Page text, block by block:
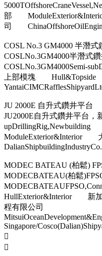
部
司
COSL No.3 GM4000 半潛式
COSLNo.3GM4000半潛式鑽
COSLNo.3GM4000Semi-
上部模塊
JU 2000E 自升式鑽井平台
JU2000E自升式鑽井平台
ModuleExterior&Interior
MODEC BATEAU (柏鬆)
MODECBATEAU(柏鬆
HullExterior&Interior 新加
程有限公司
Singapore/

